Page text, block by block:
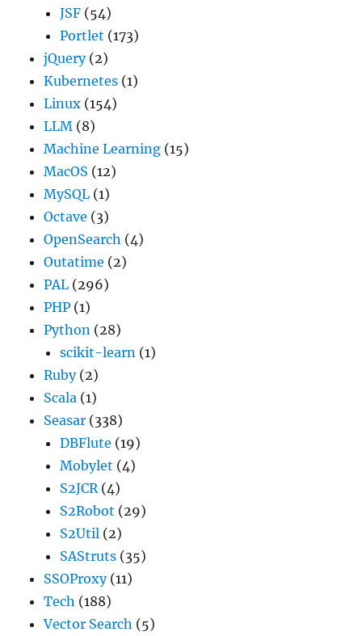
JSF (54)
Portlet (173)
jQuery(2)
Kubernetes (1)
Linux (154)
LLM (8)
Machine Learning (15)
MacOS (12)
MySQL (1)
Octave (3)
OpenSearch (4)
Outatime (2)
PAL (296)
PHP (1)
Python (28)
scikit-learn (1)
Ruby(2)
Scala (1)
Seasar (338)
DBFlute (19)
Mobylet (4)
S2JCR(4)
S2Robot (29)
S2Util (2)
SAStruts (35)
SSOProxy(11)
Tech (188)
Vector Search (5)